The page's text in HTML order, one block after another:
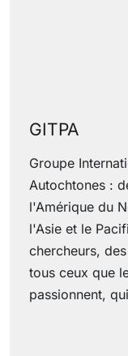
GITPA
Groupe
Autochtones :
l'Amérique du
l'Asie et le
chercheurs,
tous ceux que
passionnent,